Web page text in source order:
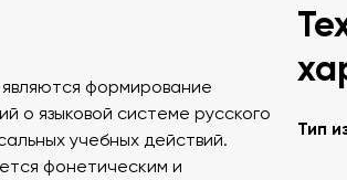
формирование
о языковой системе русского
учебных действий.
фонетическим и
Тип